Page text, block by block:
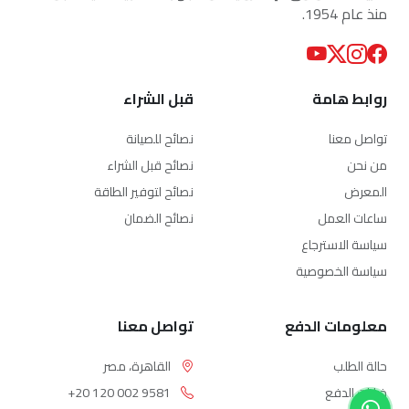
منذ عام 1954.
روابط هامة
تواصل معنا
من نحن
المعرض
ساعات العمل
سياسة الاسترجاع
سياسة الخصوصية
قبل الشراء
نصائح للصيانة
نصائح قبل الشراء
نصائح لتوفير الطاقة
نصائح الضمان
معلومات الدفع
حالة الطلب
خيارات الدفع
تواصل معنا
القاهرة، مصر
+20 120 002 9581